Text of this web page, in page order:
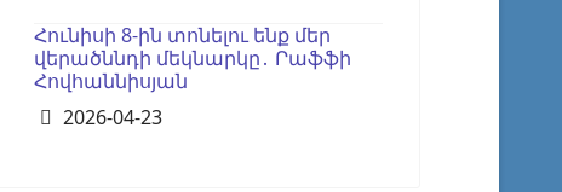
Հունիսի 8-ին տոնելու ենք մեր
վերածննդի մեկնարկը․ Րաֆֆի
Հովհաննիսյան
Details
2026-04-23